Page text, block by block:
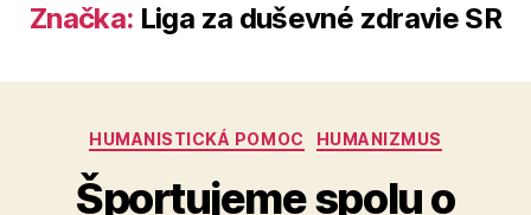
Značka: Liga za duševné zdravie SR
Kategórie
HUMANISTICKÁ POMOC HUMANIZMUS
Športujeme spolu o